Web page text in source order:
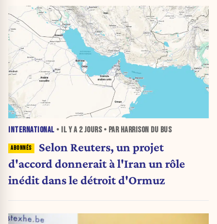
INTERNATIONAL • IL Y A 2 JOURS• PAR HARRISON DU BUS
Selon Reuters, un projet
d'accord donnerait à l'Iran un rôle
inédit dans le détroit d'Ormuz